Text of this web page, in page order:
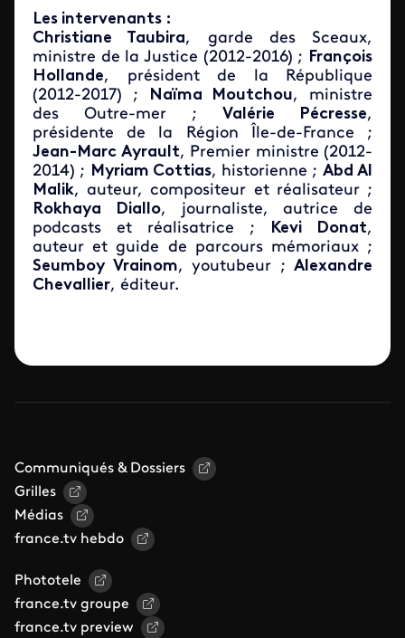
Les intervenants :
Christiane Taubira, garde des Sceaux,
ministre de la Justice (2012-2016) ; François
Hollande, président de la République
(2012-2017) ;
Naïma Moutchou, ministre
des Outre-mer ; Valérie Pécresse,
présidente de la Région Île-de-France ;
Jean-Marc Ayrault, Premier ministre (2012-
2014) ; Myriam Cottias, historienne ; Abd Al
Malik, auteur, compositeur et réalisateur ;
Rokhaya Diallo, journaliste, autrice de
podcasts et réalisatrice ;
Kevi Donat,
auteur et guide de parcours mémoriaux ;
Seumboy Vrainom, youtubeur ; Alexandre
Chevallier, éditeur.
Communiqués & Dossiers
Grilles
Médias
france.tv hebdo
Phototele
france.tv groupe
france.tv preview